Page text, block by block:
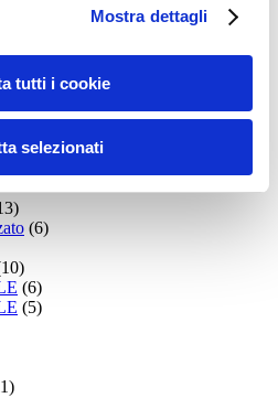
Mostra dettagli
tutti i cookie
selezionati
(6)
(6)
(5)